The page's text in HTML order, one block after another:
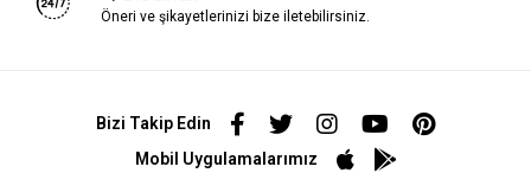
Öneri ve şikayetlerinizi bize iletebilirsiniz.
Bizi Takip Edin
Mobil Uygulamalarımız